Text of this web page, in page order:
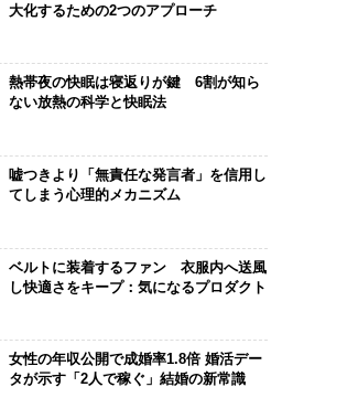
大化するための2つのアプローチ
熱帯夜の快眠は寝返りが鍵 6割が知ら
ない放熱の科学と快眠法
嘘つきより「無責任な発言者」を信用し
てしまう心理的メカニズム
ベルトに装着するファン 衣服内へ送風
し快適さをキープ：気になるプロダクト
女性の年収公開で成婚率1.8倍 婚活デー
タが示す「2人で稼ぐ」結婚の新常識